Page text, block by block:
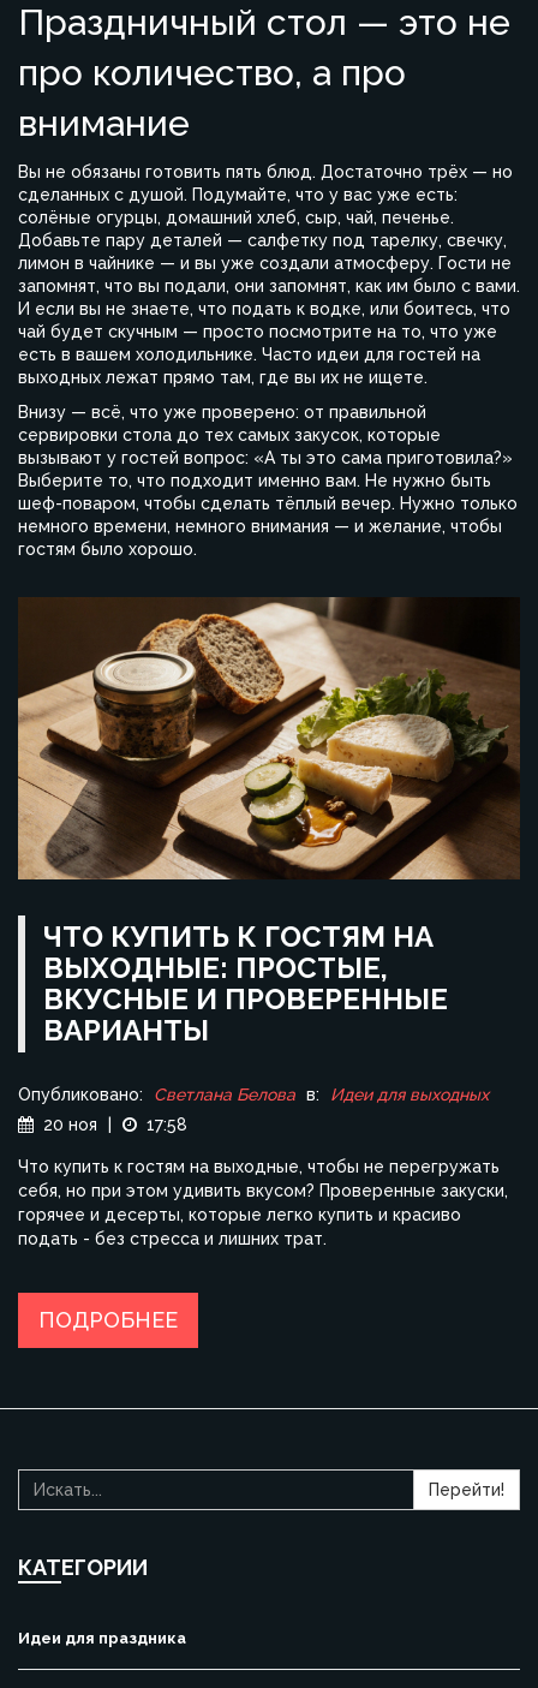
Праздничный стол — это не
про количество, а про
внимание
Вы не обязаны готовить пять блюд. Достаточно трёх — но
сделанных с душой. Подумайте, что у вас уже есть:
солёные огурцы, домашний хлеб, сыр, чай, печенье.
Добавьте пару деталей — салфетку под тарелку, свечку,
лимон в чайнике — и вы уже создали атмосферу. Гости не
запомнят, что вы подали, они запомнят, как им было с вами.
И если вы не знаете, что подать к водке, или боитесь, что
чай будет скучным — просто посмотрите на то, что уже
есть в вашем холодильнике. Часто идеи для гостей на
выходных лежат прямо там, где вы их не ищете.
Внизу — всё, что уже проверено: от правильной
сервировки стола до тех самых закусок, которые
вызывают у гостей вопрос: «А ты это сама приготовила?»
Выберите то, что подходит именно вам. Не нужно быть
шеф-поваром, чтобы сделать тёплый вечер. Нужно только
немного времени, немного внимания — и желание, чтобы
гостям было хорошо.
ЧТО КУПИТЬ К ГОСТЯМ НА
ВЫХОДНЫЕ: ПРОСТЫЕ,
ВКУСНЫЕ И ПРОВЕРЕННЫЕ
ВАРИАНТЫ
Опубликовано: Светлана Белова в:
Идеи для выходных
20 ноя
17:58
Что купить к гостям на выходные, чтобы не перегружать
себя, но при этом удивить вкусом? Проверенные закуски,
горячее и десерты, которые легко купить и красиво
подать - без стресса и лишних трат.
ПОДРОБНЕЕ
Перейти!
КАТЕГОРИИ
Идеи для праздника